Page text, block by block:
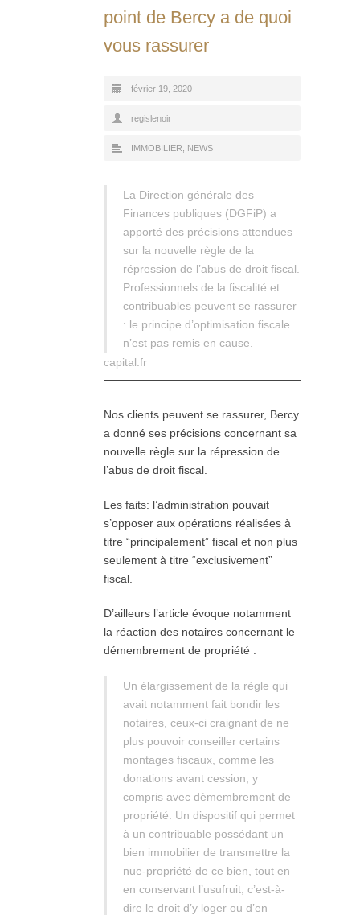
point de Bercy a de quoi
vous rassurer
février 19, 2020
regislenoir
IMMOBILIER NEWS
La Direction générale des
Finances publiques (DGFiP) a
apporté des précisions attendues
sur la nouvelle règle de la
répression de l’abus de droit fiscal.
Professionnels de la fiscalité et
contribuables peuvent se rassurer
: le principe d’optimisation fiscale
n’est pas remis en cause.
capital.fr
Nos clients peuvent se rassurer, Bercy
a donné ses précisions concernant sa
nouvelle règle sur la répression de
l’abus de droit fiscal.
Les faits: l’administration pouvait
s’opposer aux opérations réalisées à
titre “principalement” fiscal et non plus
seulement à titre “exclusivement”
fiscal.
D’ailleurs l’article évoque notamment
la réaction des notaires concernant le
démembrement de propriété :
Un élargissement de la règle qui
avait notamment fait bondir les
notaires, ceux-ci craignant de ne
plus pouvoir conseiller certains
montages fiscaux, comme les
donations avant cession, y
compris avec démembrement de
propriété. Un dispositif qui permet
à un contribuable possédant un
bien immobilier de transmettre la
nue-propriété de ce bien, tout en
en conservant l’usufruit, c’est-à-
dire le droit d’y loger ou d’en